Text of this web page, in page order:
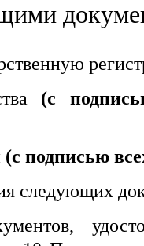
(с
(с подписью
следующих